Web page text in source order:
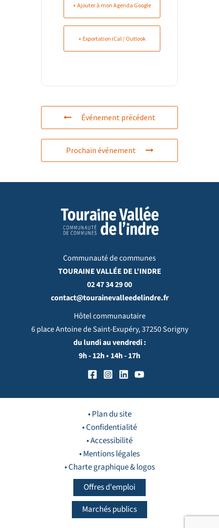
+ Ajouter à mon Agenda Google
+ Exportation iCal / Outlook
Événement précédent
Prochain événement
Communauté de communes
TOURAINE VALLÉE DE L'INDRE
02 47 34 29 00
contact@tourainevalleedelindre.fr
Hôtel communautaire
6 place Antoine de Saint-Exupéry, 37250 Sorigny
du lundi au vendredi :
9h - 12h • 14h - 17h
• Plan du site
• Confidentialité
• Accessibilité
• Mentions légales
• Charte graphique & logos
Offres d'emploi
Marchés publics